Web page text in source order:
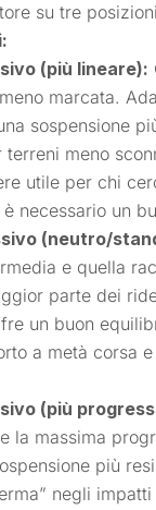
su tre
(più lineare):
marcata.
sospensione
meno
utile per chi
necessario un
(neutro/
e quella
parte dei
un buon
a metà corsa
(più
la massima
più
negli